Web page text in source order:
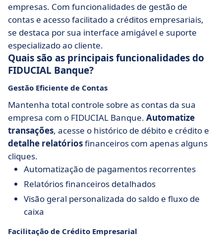
empresas. Com funcionalidades de gestão de
contas e acesso facilitado a créditos empresariais,
se destaca por sua interface amigável e suporte
especializado ao cliente.
Quais são as principais funcionalidades do
FIDUCIAL Banque?
Gestão Eficiente de Contas
Mantenha total controle sobre as contas da sua
empresa com o FIDUCIAL Banque. Automatize
transações, acesse o histórico de débito e crédito e
detalhe relatóriosfinanceiros com apenas alguns
cliques.
Automatização de pagamentos recorrentes
Relatórios financeiros detalhados
Visão geral personalizada do saldo e fluxo de
caixa
Facilitação de Crédito Empresarial